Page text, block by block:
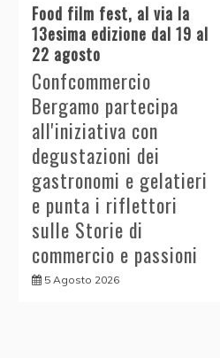
Food film fest, al via la
13esima edizione dal 19 al
22 agosto
Confcommercio
Bergamo partecipa
all'iniziativa con
degustazioni dei
gastronomi e gelatieri
e punta i riflettori
sulle Storie di
commercio e passioni
5 Agosto 2026